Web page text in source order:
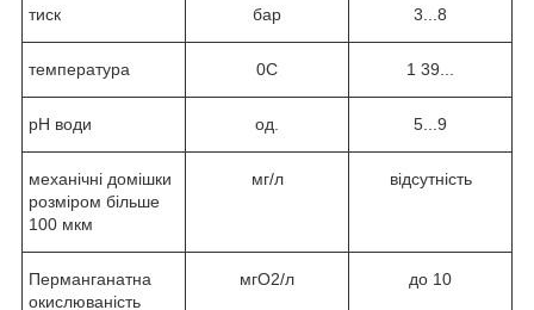
тиск бар 3...8
температура 0С 1 39...
рН води од. 5...9
механічні домішки
розміром більше
100 мкм
мг/л відсутність
Перманганатна
окислюваність
мгО2/л до 10